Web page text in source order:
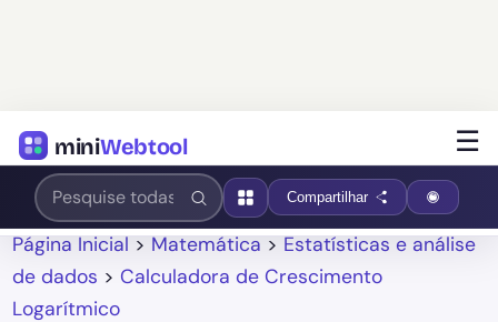
miniWebtool ☰
Compartilhar
Página Inicial > Matemática > Estatísticas e análise
de dados >Calculadora de Crescimento
Logarítmico